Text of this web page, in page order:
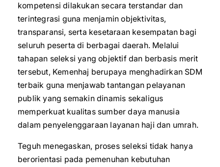
kompetensi dilakukan secara terstandar dan
terintegrasi guna menjamin objektivitas,
transparansi, serta kesetaraan kesempatan bagi
seluruh peserta di berbagai daerah. Melalui
tahapan seleksi yang objektif dan berbasis merit
tersebut, Kemenhaj berupaya menghadirkan SDM
terbaik guna menjawab tantangan pelayanan
publik yang semakin dinamis sekaligus
memperkuat kualitas sumber daya manusia
dalam penyelenggaraan layanan haji dan umrah.
‎Teguh menegaskan, proses seleksi tidak hanya
berorientasi pada pemenuhan kebutuhan